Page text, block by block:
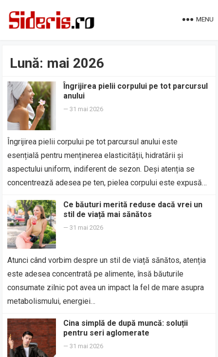
MENU
Lună: mai 2026
Îngrijirea pielii corpului pe tot parcursul
anului
—31 mai 2026
Îngrijirea pielii corpului pe tot parcursul anului este
esențială pentru menținerea elasticității, hidratării și
aspectului uniform, indiferent de sezon. Deși atenția se
concentrează adesea pe ten, pielea corpului este expusă…
Ce băuturi merită reduse dacă vrei un
stil de viață mai sănătos
—31 mai 2026
Atunci când vorbim despre un stil de viață sănătos, atenția
este adesea concentrată pe alimente, însă băuturile
consumate zilnic pot avea un impact la fel de mare asupra
metabolismului, energiei…
Cina simplă de după muncă: soluții
pentru seri aglomerate
—31 mai 2026